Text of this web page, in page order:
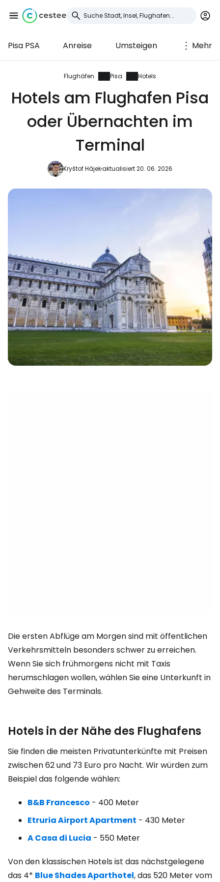
Pisa PSA Anreise Umsteigen Mehr
Flughäfen Pisa Hotels
Hotels am Flughafen Pisa
oder Übernachten im
Terminal
Kryštof Hájekaktualisiert 20. 06. 2026
Die ersten Abflüge am Morgen sind mit öffentlichen
Verkehrsmitteln besonders schwer zu erreichen.
Wenn Sie sich frühmorgens nicht mit Taxis
herumschlagen wollen, wählen Sie eine Unterkunft in
Gehweite des Terminals.
Hotels in der Nähe des Flughafens
Sie finden die meisten Privatunterkünfte mit Preisen
zwischen 62 und 73 Euro pro Nacht. Wir würden zum
Beispiel das folgende wählen:
B&B Francesco - 400 Meter
Etruria Airport Apartment - 430 Meter
A Casa di Lucia - 550 Meter
Von den klassischen Hotels ist das nächstgelegene
das 4* Blue Shades Aparthotel,das 520 Meter vom
Anmeldung bei
Cestee
... die weltweite Reise-Community
Weiter mit Facebook